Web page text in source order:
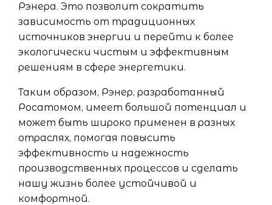
Рэнера. Это позволит сократить
зависимость от традиционных
источников энергии и перейти к более
экологически чистым и эффективным
решениям в сфере энергетики.
Таким образом, Рэнер, разработанный
Росатомом, имеет большой потенциал и
может быть широко применен в разных
отраслях, помогая повысить
эффективность и надежность
производственных процессов и сделать
нашу жизнь более устойчивой и
комфортной.